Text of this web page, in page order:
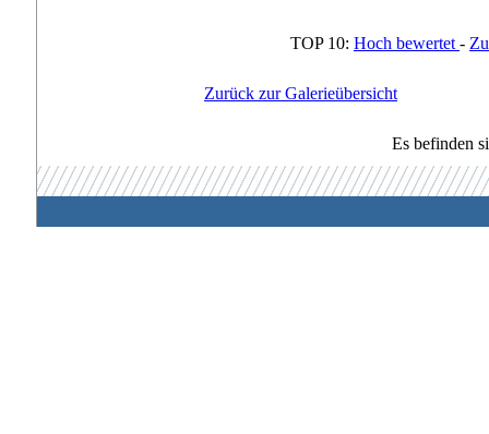
TOP 10: Hoch bewertet -
Zurück zur Galerieübersicht
Es befinden